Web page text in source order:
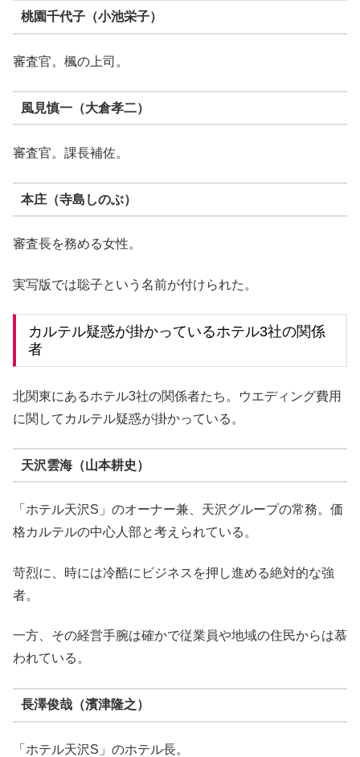
桃園千代子（小池栄子）
審査官。楓の上司。
風見慎一（大倉孝二）
審査官。課長補佐。
本庄（寺島しのぶ）
審査長を務める女性。
実写版では聡子という名前が付けられた。
カルテル疑惑が掛かっているホテル3社の関係
者
北関東にあるホテル3社の関係者たち。ウエディング費用
に関してカルテル疑惑が掛かっている。
天沢雲海（山本耕史）
「ホテル天沢S」のオーナー兼、天沢グループの常務。価
格カルテルの中心人部と考えられている。
苛烈に、時には冷酷にビジネスを押し進める絶対的な強
者。
一方、その経営手腕は確かで従業員や地域の住民からは慕
われている。
長澤俊哉（濱津隆之）
「ホテル天沢S」のホテル長。